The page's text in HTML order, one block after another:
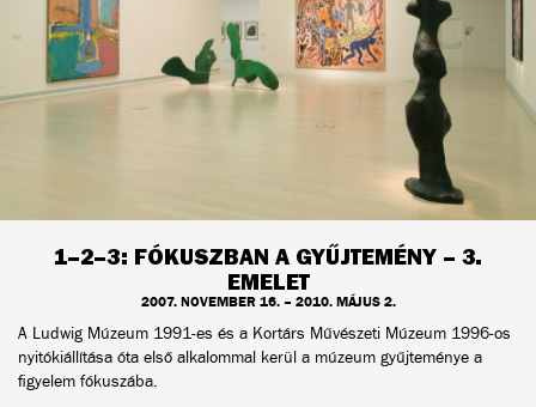
1–2–3: FÓKUSZBAN A GYŰJTEMÉNY – 3.
EMELET
2007. NOVEMBER 16. – 2010. MÁJUS 2.
A Ludwig Múzeum 1991-es és a Kortárs Művészeti Múzeum 1996-os
nyitókiállítása óta első alkalommal kerül a múzeum gyűjteménye a
figyelem fókuszába.